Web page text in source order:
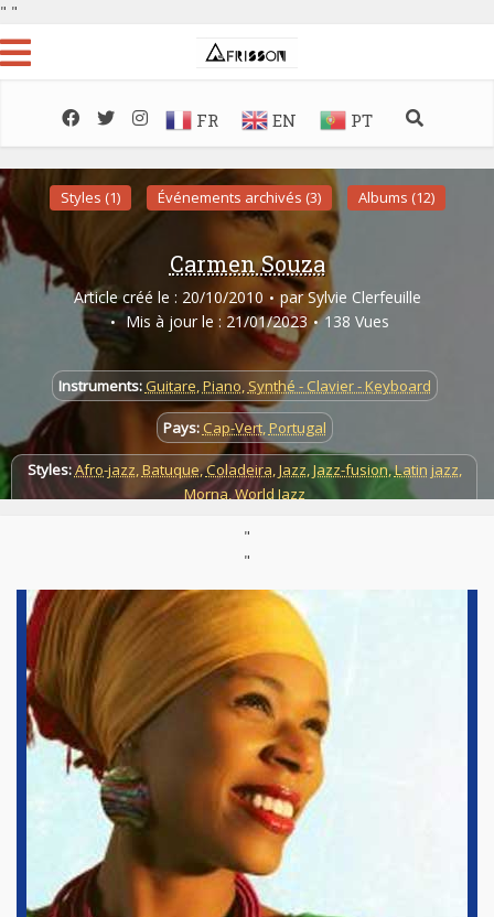
" "
FR EN PT
Styles (1) Événements archivés (3) Albums (12)
Carmen Souza
Article créé le : 20/10/2010 par Sylvie Clerfeuille
Mis à jour le : 21/01/2023
138 Vues
Instruments:Guitare,Piano, Synthé - Clavier - Keyboard
Pays: Cap-Vert,Portugal
Styles:Afro-jazz,Batuque,Coladeira,Jazz,Jazz-fusion,Latin jazz,
Morna,World Jazz
https://www.carmensouza.com/
"
"